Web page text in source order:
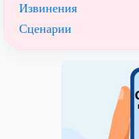
Извинения
Сценарии